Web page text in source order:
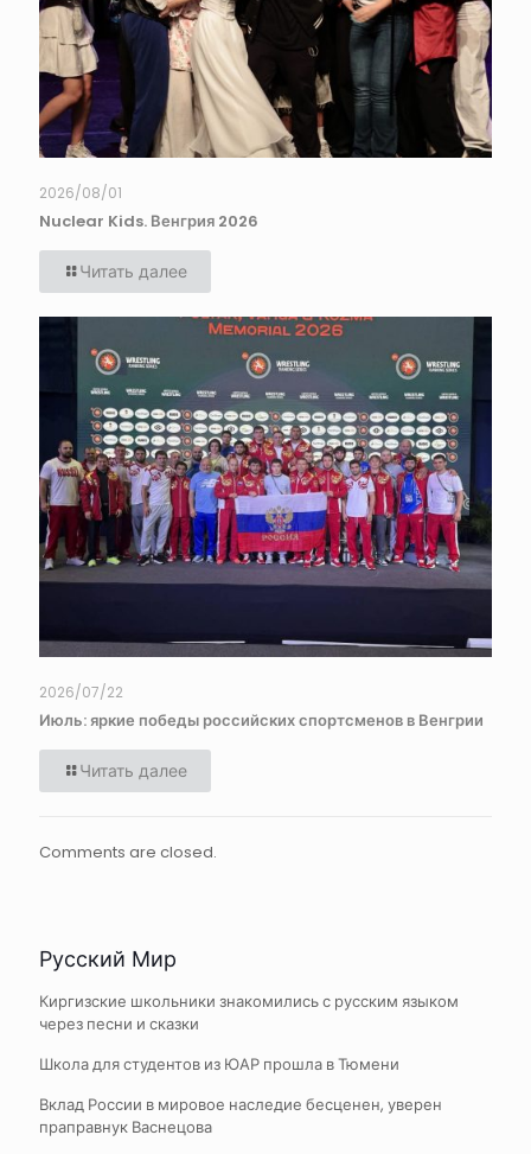
2026/08/01
Nuclear Kids. Венгрия 2026
Читать далее
2026/07/22
Июль: яркие победы российских спортсменов в Венгрии
Читать далее
Comments are closed.
Русский Мир
Киргизские школьники знакомились с русским языком
через песни и сказки
Школа для студентов из ЮАР прошла в Тюмени
Вклад России в мировое наследие бесценен, уверен
праправнук Васнецова